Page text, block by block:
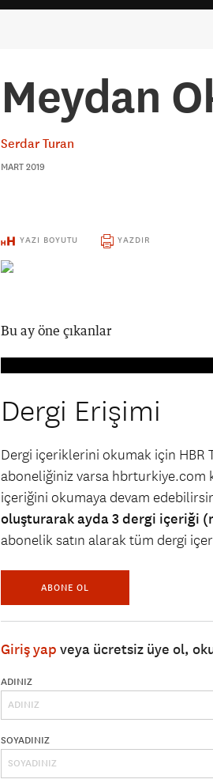
Meydan
Serdar Turan
MART 2019
YAZI BOYUTU YAZDIR
Bu ay öne çıkanlar
Dergi Erişimi
Dergi içeriklerini okumak için HBR
aboneliğiniz varsa hbrturkiye.com
içeriğini okumaya devam
oluşturarak ayda 3 dergi içeriği
abonelik satın alarak tüm dergi
ABONE OL
Giriş yap veya ücretsiz üye ol,
ADINIZ
SOYADINIZ